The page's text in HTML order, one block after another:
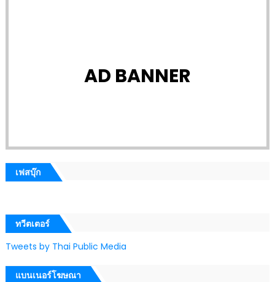
AD BANNER
เฟสบุ๊ก
ทวีตเตอร์
Tweets by Thai Public Media
แบนเนอร์โฆษณา